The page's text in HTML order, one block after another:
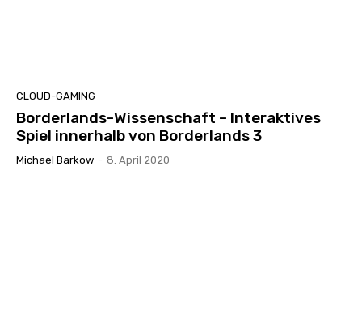
CLOUD-GAMING
Borderlands-Wissenschaft – Interaktives
Spiel innerhalb von Borderlands 3
Michael Barkow - 8. April 2020